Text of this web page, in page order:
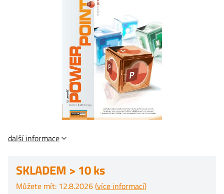
další informace
SKLADEM > 10 ks
Můžete mít: 12.8.2026 (více informací)